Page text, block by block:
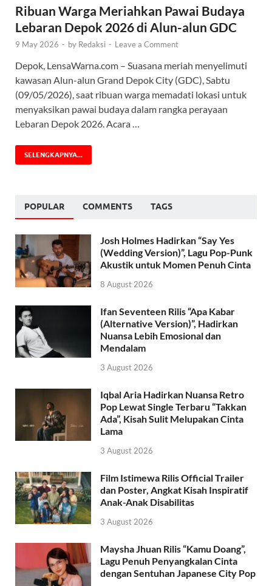
Ribuan Warga Meriahkan Pawai Budaya
Lebaran Depok 2026 di Alun-alun GDC
9 May 2026 - by Redaksi - Leave a Comment
Depok, LensaWarna.com – Suasana meriah menyelimuti
kawasan Alun-alun Grand Depok City (GDC), Sabtu
(09/05/2026), saat ribuan warga memadati lokasi untuk
menyaksikan pawai budaya dalam rangka perayaan
Lebaran Depok 2026. Acara …
SELENGKAPNYA...
POPULAR COMMENTS TAGS
Josh Holmes Hadirkan “Say Yes
(Wedding Version)”, Lagu Pop-Punk
Akustik untuk Momen Penuh Cinta
8 August 2026
Ifan Seventeen Rilis “Apa Kabar
(Alternative Version)”, Hadirkan
Nuansa Lebih Emosional dan
Mendalam
3 August 2026
Iqbal Aria Hadirkan Nuansa Retro
Pop Lewat Single Terbaru “Takkan
Ada”, Kisah Sulit Melupakan Cinta
Lama
3 August 2026
Film Istimewa Rilis Official Trailer
dan Poster, Angkat Kisah Inspiratif
Anak-Anak Disabilitas
3 August 2026
Maysha Jhuan Rilis “Kamu Doang”,
Lagu Penuh Penyangkalan Cinta
dengan Sentuhan Japanese City Pop